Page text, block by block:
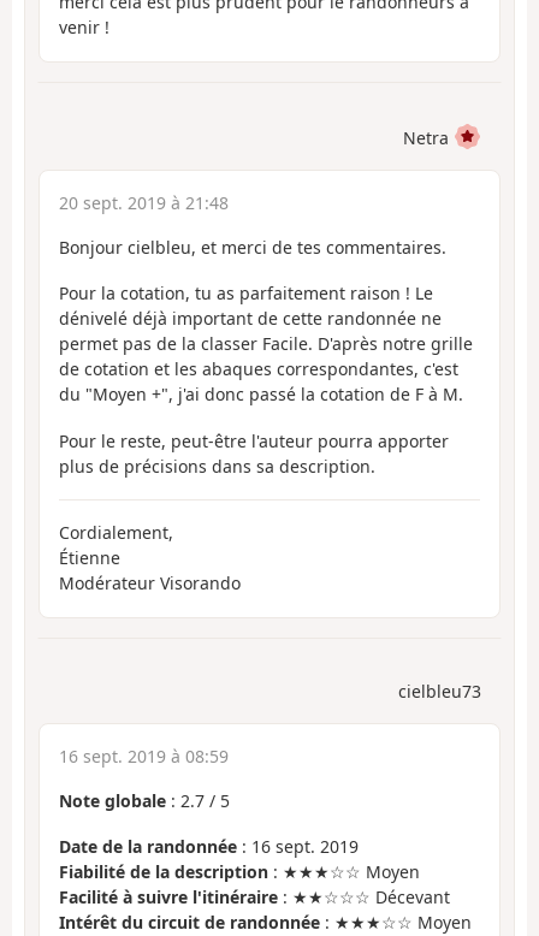
venir !
Netra
20 sept. 2019 à 21:48
Bonjour cielbleu, et merci de tes commentaires.
Pour la cotation, tu as parfaitement raison ! Le
dénivelé déjà important de cette randonnée ne
permet pas de la classer Facile. D'après notre grille
de cotation et les abaques correspondantes, c'est
du "Moyen +", j'ai donc passé la cotation de F à M.
Pour le reste, peut-être l'auteur pourra apporter
plus de précisions dans sa description.
Cordialement,
Étienne
Modérateur Visorando
cielbleu73
16 sept. 2019 à 08:59
Note globale : 2.7 / 5
Date de la randonnée : 16 sept. 2019
Fiabilité de la description : ★★★☆☆ Moyen
Facilité à suivre l'itinéraire : ★★☆☆☆ Décevant
Intérêt du circuit de randonnée : ★★★☆☆ Moyen